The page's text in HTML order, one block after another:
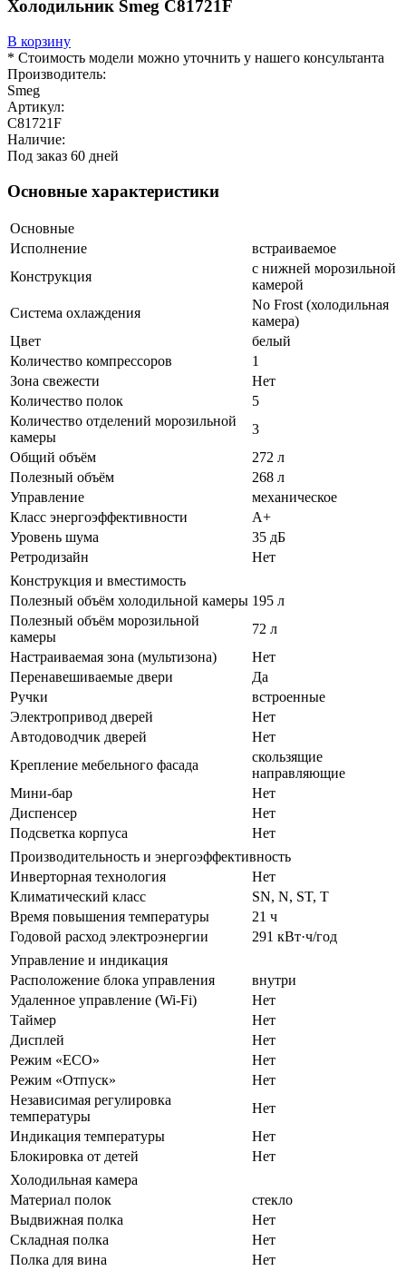
Холодильник Smeg C81721F
В корзину
* Стоимость модели можно уточнить у нашего консультанта
Производитель:
Smeg
Артикул:
C81721F
Наличие:
Под заказ 60 дней
Основные характеристики
Основные
Исполнение
встраиваемое
Конструкция
с нижней морозильной
камерой
Система охлаждения
No Frost (холодильная
камера)
Цвет
белый
Количество компрессоров
1
Зона свежести
Нет
Количество полок
5
Количество отделений морозильной
камеры
3
Общий объём
272 л
Полезный объём
268 л
Управление
механическое
Класс энергоэффективности
A+
Уровень шума
35 дБ
Ретродизайн
Нет
Конструкция и вместимость
Полезный объём холодильной камеры 195 л
Полезный объём морозильной
камеры
72 л
Настраиваемая зона (мультизона)
Нет
Перенавешиваемые двери
Да
Ручки
встроенные
Электропривод дверей
Нет
Автодоводчик дверей
Нет
Крепление мебельного фасада
скользящие
направляющие
Мини-бар
Нет
Диспенсер
Нет
Подсветка корпуса
Нет
Производительность и энергоэффективность
Инверторная технология
Нет
Климатический класс
SN, N, ST, T
Время повышения температуры
21 ч
Годовой расход электроэнергии
291 кВт·ч/год
Управление и индикация
Расположение блока управления
внутри
Удаленное управление (Wi-Fi)
Нет
Таймер
Нет
Дисплей
Нет
Режим «ECO»
Нет
Режим «Отпуск»
Нет
Независимая регулировка
температуры
Нет
Индикация температуры
Нет
Блокировка от детей
Нет
Холодильная камера
Материал полок
стекло
Выдвижная полка
Нет
Складная полка
Нет
Полка для вина
Нет